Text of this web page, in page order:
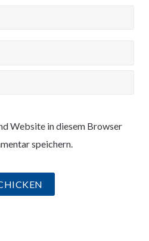
Website in diesem Browser
speichern.